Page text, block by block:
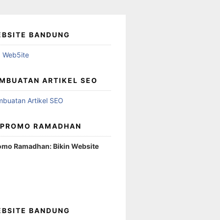
BANDUNG
ARTIKEL SEO
RAMADHAN
Ramadhan: Bikin Website
BANDUNG